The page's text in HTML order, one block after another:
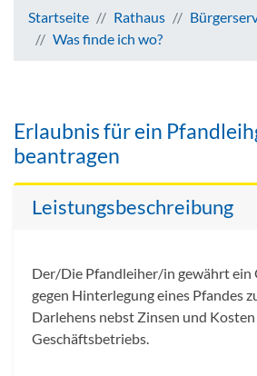
Startseite Rathaus
Was finde ich wo?
Erlaubnis für ein
beantragen
Leistungsbeschreibung
Der/Die Pfandleiher/in gewährt ein
gegen Hinterlegung eines Pfandes
Darlehens nebst Zinsen und Kosten
Geschäftsbetriebs.